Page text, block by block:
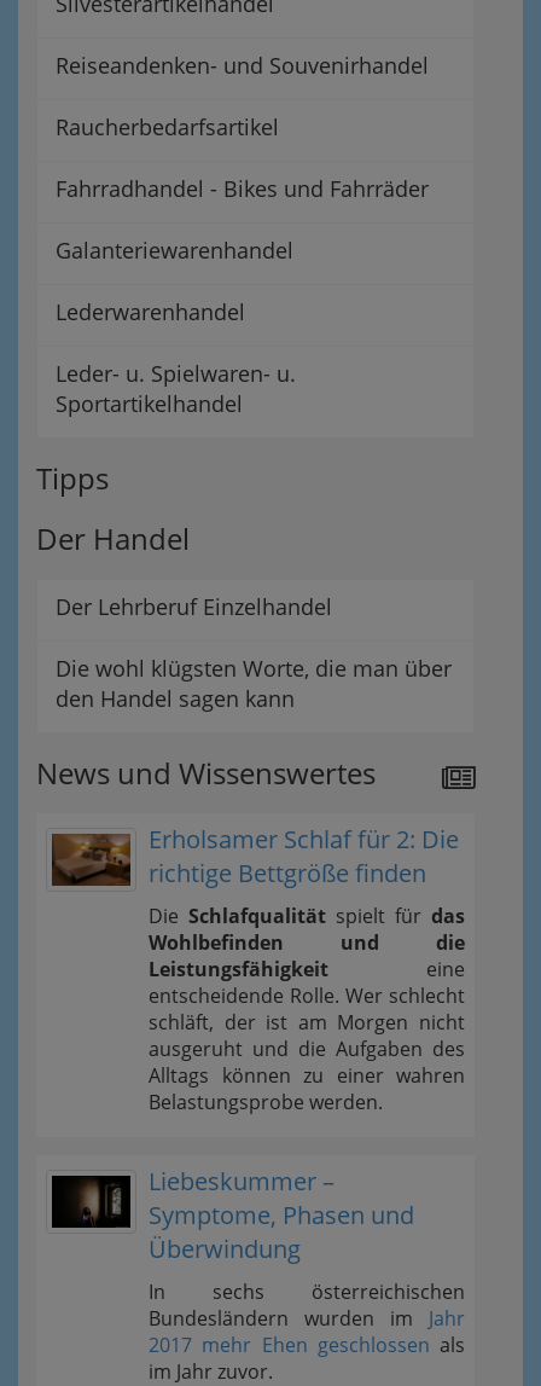
Reiseandenken- und Souvenirhandel
Raucherbedarfsartikel
Fahrradhandel - Bikes und Fahrräder
Galanteriewarenhandel
Lederwarenhandel
Leder- u. Spielwaren- u.
Sportartikelhandel
Tipps
Der Handel
Der Lehrberuf Einzelhandel
Die wohl klügsten Worte, die man über
den Handel sagen kann
News und Wissenswertes
Erholsamer Schlaf für 2: Die
richtige Bettgröße finden
Die Schlafqualität spielt für das
Wohlbefinden und die
Leistungsfähigkeit eine
entscheidende Rolle. Wer schlecht
schläft, der ist am Morgen nicht
ausgeruht und die Aufgaben des
Alltags können zu einer wahren
Belastungsprobe werden.
Liebeskummer –
Symptome, Phasen und
Überwindung
In sechs österreichischen
Bundesländern wurden im Jahr
2017 mehr Ehen geschlossen als
im Jahr zuvor.